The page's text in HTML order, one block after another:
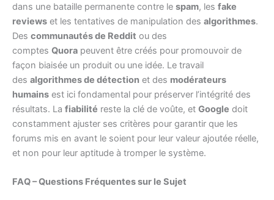
dans une bataille permanente contre le spam, les fake
reviews et les tentatives de manipulation des algorithmes.
Des communautés de Reddit ou des
comptes Quora peuvent être créés pour promouvoir de
façon biaisée un produit ou une idée. Le travail
des algorithmes de détection et des modérateurs
humains est ici fondamental pour préserver l’intégrité des
résultats. La fiabilité reste la clé de voûte, et Google doit
constamment ajuster ses critères pour garantir que les
forums mis en avant le soient pour leur valeur ajoutée réelle,
et non pour leur aptitude à tromper le système.
FAQ – Questions Fréquentes sur le Sujet